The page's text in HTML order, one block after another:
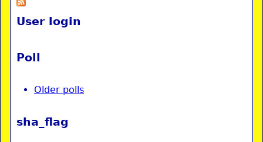
User login
Poll
Older polls
sha_flag